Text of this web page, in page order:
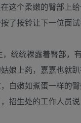
这个柔嫩的臀部上
了按铃让下一位面试
统统裸露着臀部，
娘上药，嘉嘉也就
白嫩如煮蛋一样的
招生处的工作人员